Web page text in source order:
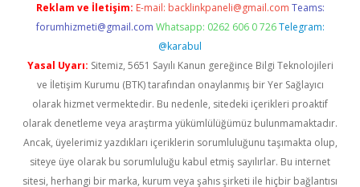
Reklam ve İletişim: E-mail: backlinkpaneli@gmail.com Teams:
forumhizmeti@gmail.com Whatsapp: 0262 606 0 726 Telegram:
@karabul
Yasal Uyarı: Sitemiz, 5651 Sayılı Kanun gereğince Bilgi Teknolojileri
ve İletişim Kurumu (BTK) tarafından onaylanmış bir Yer Sağlayıcı
olarak hizmet vermektedir. Bu nedenle, sitedeki içerikleri proaktif
olarak denetleme veya araştırma yükümlülüğümüz bulunmamaktadır.
Ancak, üyelerimiz yazdıkları içeriklerin sorumluluğunu taşımakta olup,
siteye üye olarak bu sorumluluğu kabul etmiş sayılırlar. Bu internet
sitesi, herhangi bir marka, kurum veya şahıs şirketi ile hiçbir bağlantısı